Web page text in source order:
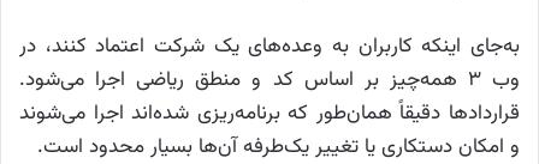
به‌جای اینکه کاربران به وعده‌های یک شرکت اعتماد کنند، در
وب ۳ همه‌چیز بر اساس کد و منطق ریاضی اجرا می‌شود.
قراردادها دقیقاً همان‌طور که برنامه‌ریزی شده‌اند اجرا می‌شوند
و امکان دستکاری یا تغییر یک‌طرفه آن‌ها بسیار محدود است.